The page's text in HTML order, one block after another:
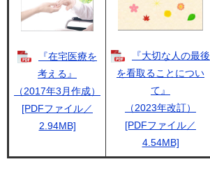
『在宅医療を
考える』
（2017年3月作成）
[PDFファイル／
2.94MB]
『大切な人の最後
を看取ることについ
て』
（2023年改訂）
[PDFファイル／
4.54MB]